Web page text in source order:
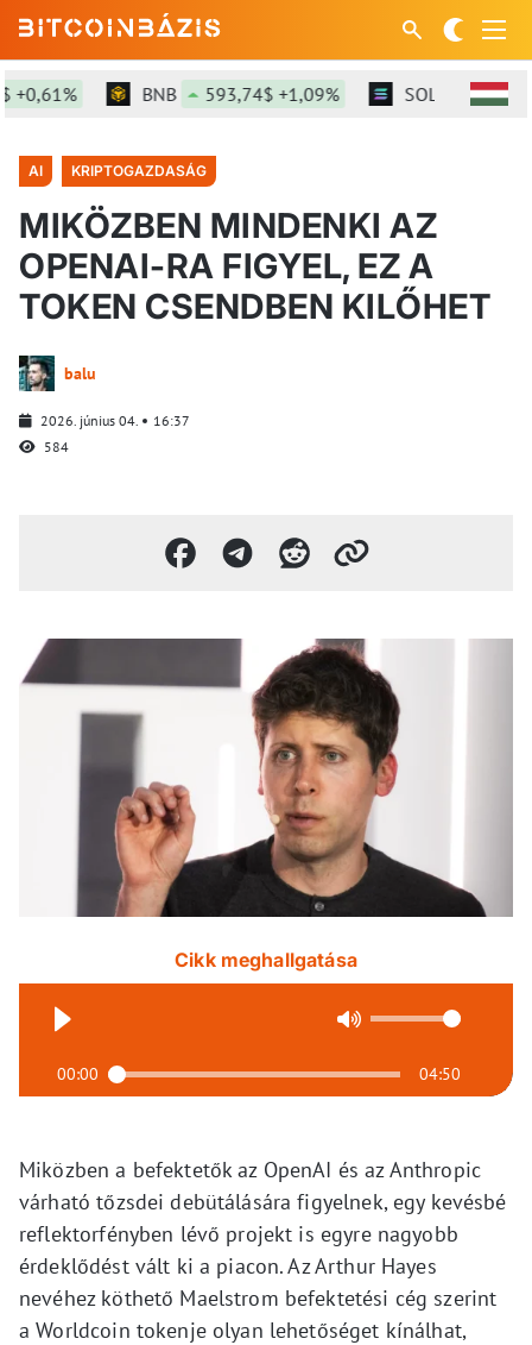
BNB 593,74$ +1,09% SOL 74,65$
AI KRIPTOGAZDASÁG
MIKÖZBEN MINDENKI AZ
OPENAI-RA FIGYEL, EZ A
TOKEN CSENDBEN KILŐHET
balu
2026. június 04.
16:37
584
Cikk meghallgatása
00:00 04:50
Miközben a befektetők az OpenAI és az Anthropic
várható tőzsdei debütálására figyelnek, egy kevésbé
reflektorfényben lévő projekt is egyre nagyobb
érdeklődést vált ki a piacon. Az Arthur Hayes
nevéhez köthető Maelstrom befektetési cég szerint
a Worldcoin tokenje olyan lehetőséget kínálhat,